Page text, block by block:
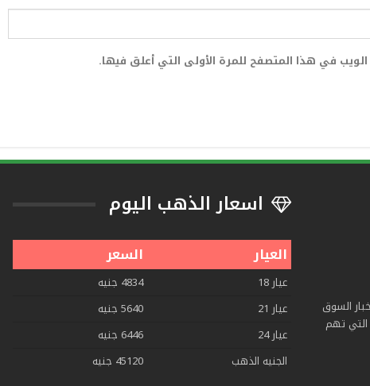
في هذا المتصفح للمرة الأولى التي أعلق فيها.
السوق
التي تهم
اسعار الذهب اليوم
العيار السعر
عيار 18
4834 جنيه
عيار 21
5640 جنيه
عيار 24
6446 جنيه
الجنيه الذهب
45120 جنيه